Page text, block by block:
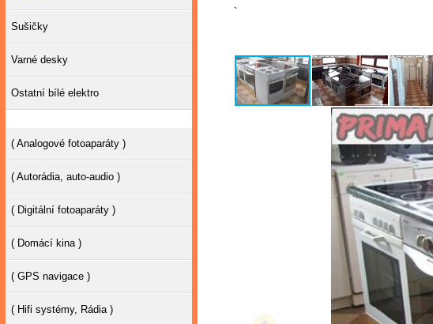
`
Sušičky
Varné desky
Ostatní bílé elektro
( Analogové fotoaparáty )
( Autorádia, auto-audio )
( Digitální fotoaparáty )
( Domácí kina )
( GPS navigace )
( Hifi systémy, Rádia )